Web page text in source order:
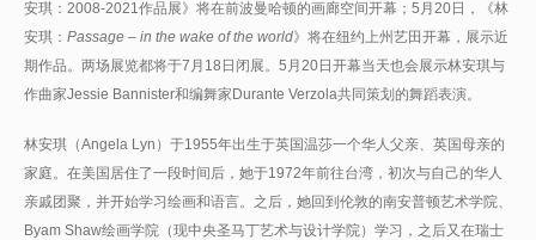
安琪：2008-2021作品展》将在前波曼哈顿的画廊空间开幕；5月20日，《林
安琪： Passage – in the wake of the world》将在纽约上州艺田开幕，展示近
期作品。两场展览都将于7月18日闭展。5月20日开幕当天也会展示林安琪与
作曲家Jessie Bannister和编舞家Durante Verzola共同策划的舞蹈表演。
林安琪（Angela Lyn）于1955年出生于英国温莎一个华人父亲、英国母亲的
家庭。在美国居住了一段时间后，她于1972年前往台湾，初次与自己的华人
亲戚团聚，并开始学习绘画和语言。之后，她回到伦敦的南安普顿艺术学院、
Byam Shaw绘画学院（现中央圣马丁艺术与设计学院）学习，之后又在瑞士